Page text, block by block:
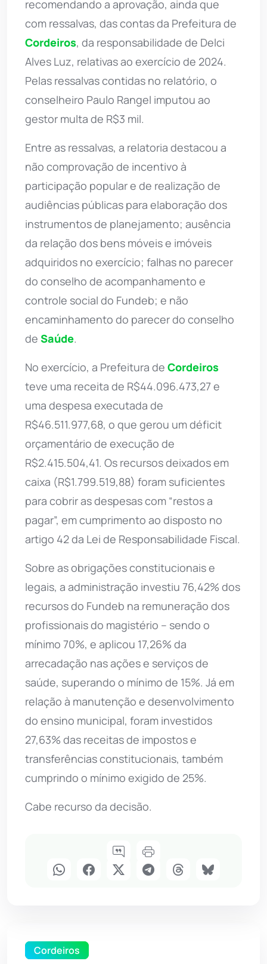
recomendando a aprovação, ainda que
com ressalvas, das contas da Prefeitura de
Cordeiros, da responsabilidade de Delci
Alves Luz, relativas ao exercício de 2024.
Pelas ressalvas contidas no relatório, o
conselheiro Paulo Rangel imputou ao
gestor multa de R$3 mil.
Entre as ressalvas, a relatoria destacou a
não comprovação de incentivo à
participação popular e de realização de
audiências públicas para elaboração dos
instrumentos de planejamento; ausência
da relação dos bens móveis e imóveis
adquiridos no exercício; falhas no parecer
do conselho de acompanhamento e
controle social do Fundeb; e não
encaminhamento do parecer do conselho
de Saúde.
No exercício, a Prefeitura de Cordeiros
teve uma receita de R$44.096.473,27 e
uma despesa executada de
R$46.511.977,68, o que gerou um déficit
orçamentário de execução de
R$2.415.504,41. Os recursos deixados em
caixa (R$1.799.519,88) foram suficientes
para cobrir as despesas com “restos a
pagar”, em cumprimento ao disposto no
artigo 42 da Lei de Responsabilidade Fiscal.
Sobre as obrigações constitucionais e
legais, a administração investiu 76,42% dos
recursos do Fundeb na remuneração dos
profissionais do magistério – sendo o
mínimo 70%, e aplicou 17,26% da
arrecadação nas ações e serviços de
saúde, superando o mínimo de 15%. Já em
relação à manutenção e desenvolvimento
do ensino municipal, foram investidos
27,63% das receitas de impostos e
transferências constitucionais, também
cumprindo o mínimo exigido de 25%.
Cabe recurso da decisão.
Cordeiros